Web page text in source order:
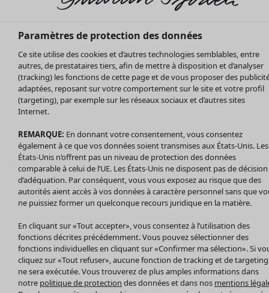
Tops
Gilets
Pantalon
Jupes
Manteaux & vestes
Leggings et collants
Chaussures
Vêtements de bain
Basics
Soldes Mobilier
Bonnes affaires déco
Décoration
Textiles
Tapis
Éponge
Paramètres de protection des données
Ce site utilise des cookies et d’autres technologies semblables, entre
autres, de prestataires tiers, afin de mettre à disposition et d’analyser
(tracking) les fonctions de cette page et de vous proposer des
adaptées, reposant sur votre comportement sur le site et votre profil
(targeting), par exemple sur les réseaux sociaux et d’autres sites
Internet.
REMARQUE: En donnant votre consentement, vous consentez
également à ce que vos données soient transmises aux États-Unis. Les
États-Unis n’offrent pas un niveau de protection des données
comparable à celui de l’UE. Les États-Unis ne disposent pas de décision
d’adéquation. Par conséquent, vous vous exposez au risque que des
autorités aient accès à vos données à caractère personnel sans que
ne puissiez former un quelconque recours juridique en la matière.
En cliquant sur «Tout accepter», vous consentez à l’utilisation des
fonctions décrites précédemment. Vous pouvez sélectionner des
fonctions individuelles en cliquant sur «Confirmer ma sélection». Si
cliquez sur «Tout refuser», aucune fonction de tracking et de targeting
ne sera exécutée. Vous trouverez de plus amples informations dans
notre politique de protection des données et dans nos mentions